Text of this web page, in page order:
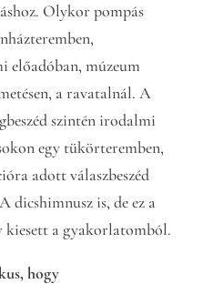
Olykor pompás
előadóban, múzeum
a ravatalnál. A
szintén irodalmi
egy tükörteremben,
adott válaszbeszéd
is, de ez a
kiesett a gyakorlatomból.
hogy